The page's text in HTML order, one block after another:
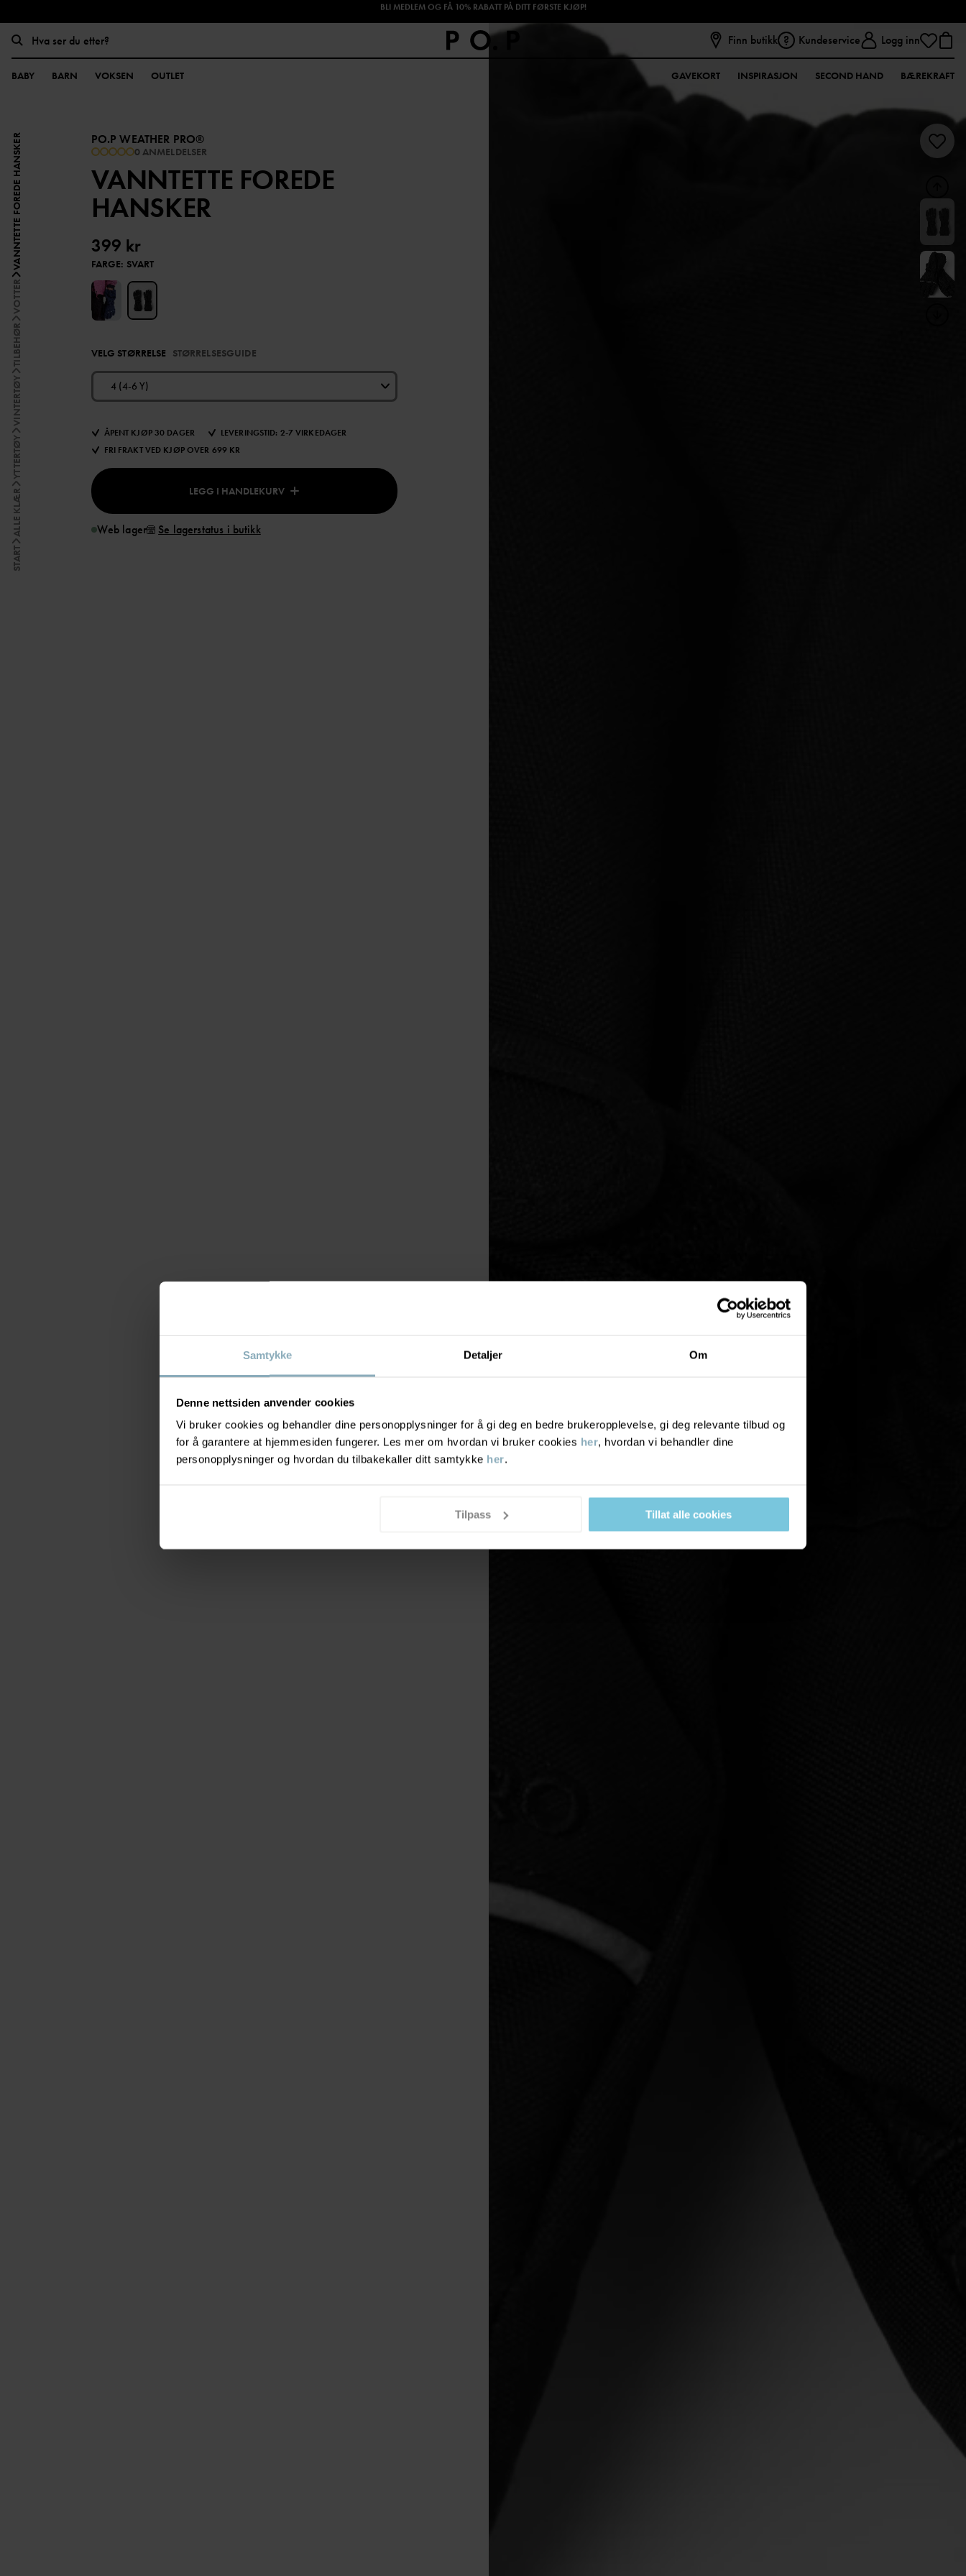
Samtykke Detaljer Om
Denne nettsiden anvender cookies
Vi bruker cookies og behandler dine personopplysninger for å gi deg en bedre brukeropplevelse, gi deg relevante tilbud og
for å garantere at hjemmesiden fungerer. Les mer om hvordan vi bruker cookies her, hvordan vi behandler dine
personopplysninger og hvordan du tilbakekaller ditt samtykke her.
Tilpass Tillat alle cookies
SHOP HØSTENS NYHETER!
Finn butikk Kundeservice Logg inn
BABY BARN VOKSEN OUTLET GAVEKORT INSPIRASJON SECOND HAND BÆREKRAFT
START
ALLE KLÆR
YTTERTØY
VINTERTØY
TILBEHØR
VOTTER
VANNTETTE FOREDE HANSKER PO.P WEATHER PRO®
0 ANMELDELSER
VANNTETTE FOREDE
HANSKER
399 kr
FARGE: SVART
VELG STØRRELSE STØRRELSESGUIDE
4 (4-6 Y)
ÅPENT KJØP 30 DAGER
LEVERINGSTID: 2-7 VIRKEDAGER
FRI FRAKT VED KJØP OVER 699 KR
LEGG I HANDLEKURV
Web lager Se lagerstatus i butikk